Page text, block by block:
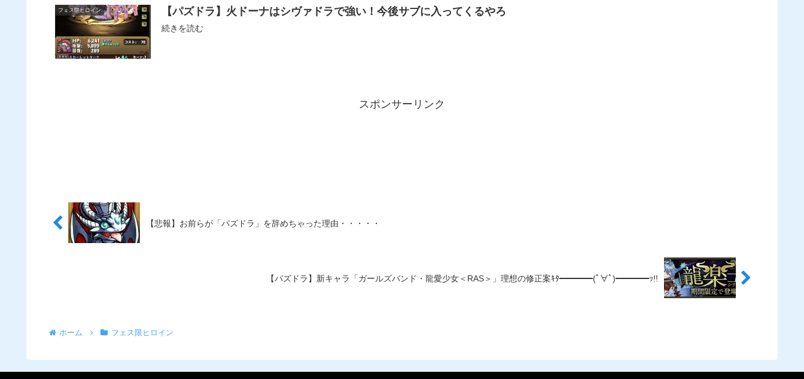
フェス限ヒロイン 【パズドラ】火ドーナはシヴァドラで強い！今後サブに入ってくるやろ
続きを読む
スポンサーリンク
【悲報】お前らが「パズドラ」を辞めちゃった理由・・・・・
【パズドラ】新キャラ「ガールズバンド・龍愛少女＜RAS＞」理想の修正案ｷﾀ━━━━(ﾟ∀ﾟ)━━━━ｯ!!
ホーム フェス限ヒロイン